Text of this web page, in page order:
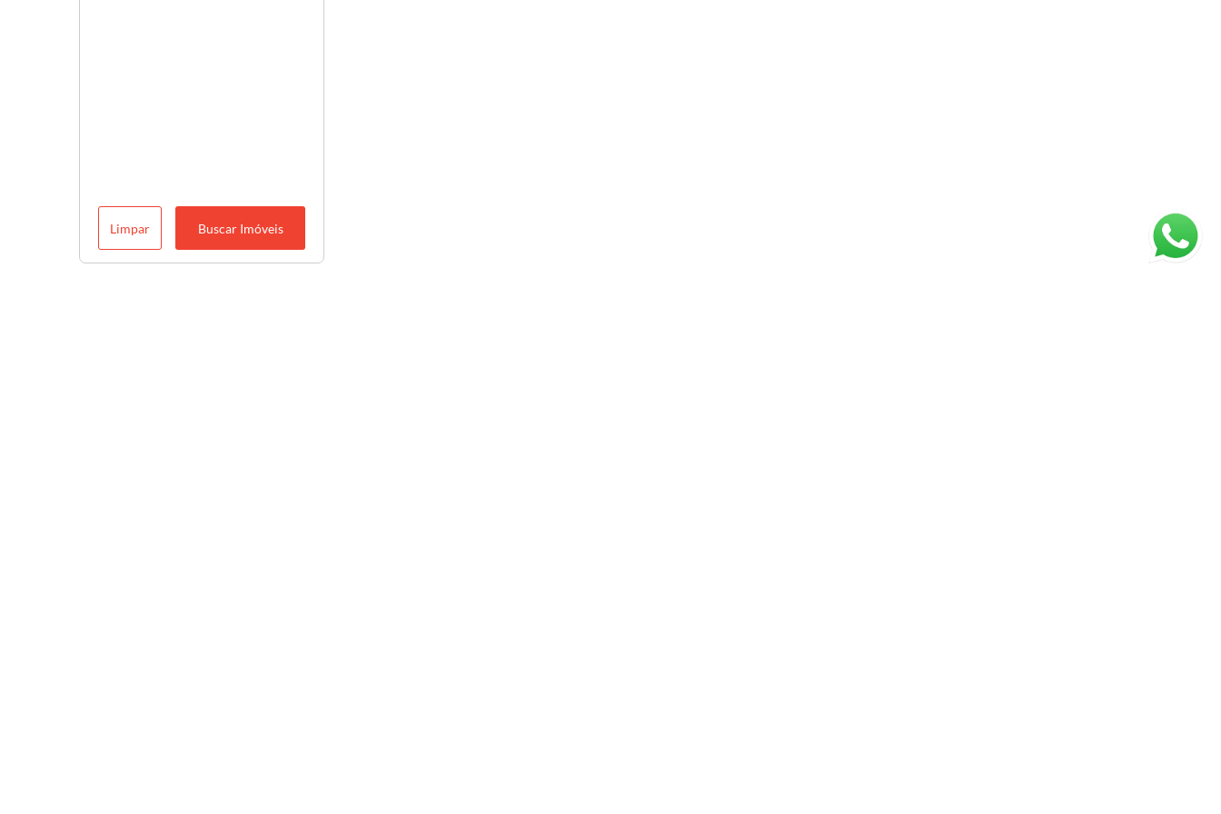
Limpar Buscar Imóveis